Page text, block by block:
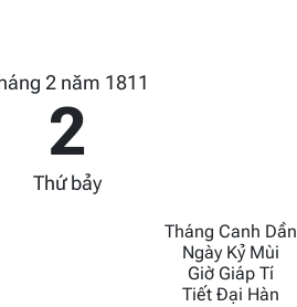
2 năm 1811
2
Thứ bảy
Tháng Canh Dần
Ngày Kỷ Mùi
Giờ Giáp Tí
Tiết Đại Hàn